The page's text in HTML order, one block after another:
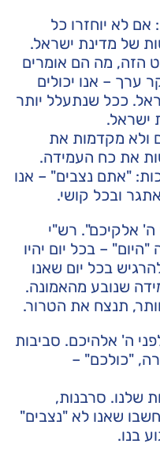
לא יוחזרו כל
של מדינת ישראל.
הזה, מה הם אומרים
ערך – אנו יכולים
ככל שנתעלל יותר
ישראל.
ולא מקדמות את
את כח העמידה.
"אתם נצבים" – אנו
ובכל קושי.
ה' אלקיכם". רש"י
– בכל יום יהיו
בכל יום שאנו
שנובע מהאמונה.
תנצח את הטרור.
ה' אלהיכם. סביבות
"כולכם" –
שלנו. סרבנות,
שאנו לא "נצבים"
בנו.